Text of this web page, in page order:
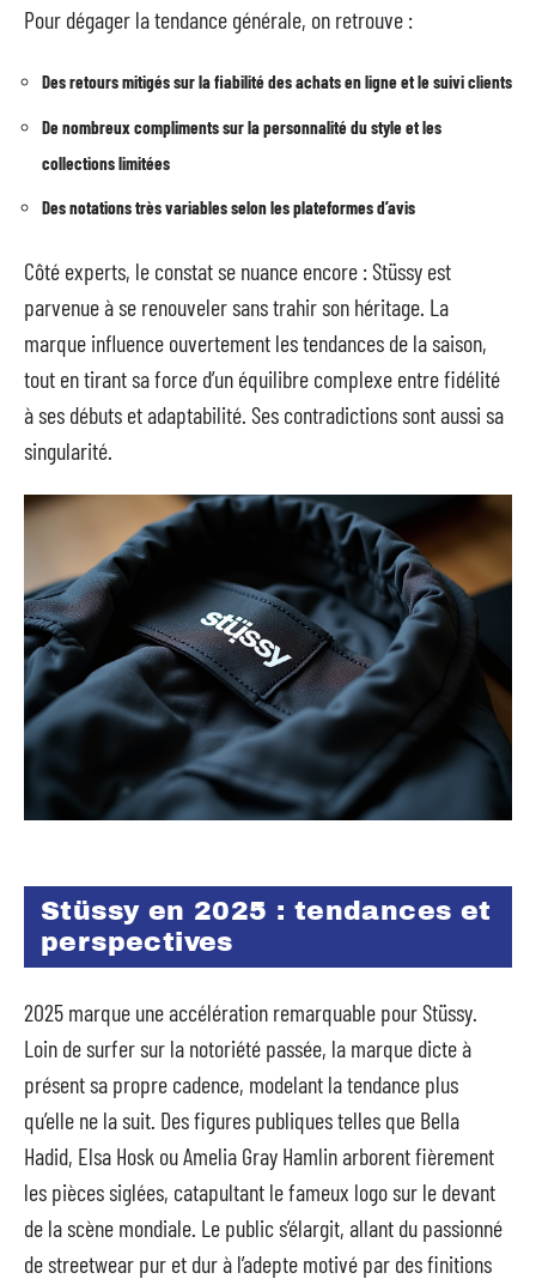
Pour dégager la tendance générale, on retrouve :
Des retours mitigés sur la fiabilité des achats en ligne et le suivi clients
De nombreux compliments sur la personnalité du style et les
collections limitées
Des notations très variables selon les plateformes d’avis
Côté experts, le constat se nuance encore : Stüssy est
parvenue à se renouveler sans trahir son héritage. La
marque influence ouvertement les tendances de la saison,
tout en tirant sa force d’un équilibre complexe entre fidélité
à ses débuts et adaptabilité. Ses contradictions sont aussi sa
singularité.
Stüssy en 2025 : tendances et
perspectives
2025 marque une accélération remarquable pour Stüssy.
Loin de surfer sur la notoriété passée, la marque dicte à
présent sa propre cadence, modelant la tendance plus
qu’elle ne la suit. Des figures publiques telles que Bella
Hadid, Elsa Hosk ou Amelia Gray Hamlin arborent fièrement
les pièces siglées, catapultant le fameux logo sur le devant
de la scène mondiale. Le public s’élargit, allant du passionné
de streetwear pur et dur à l’adepte motivé par des finitions